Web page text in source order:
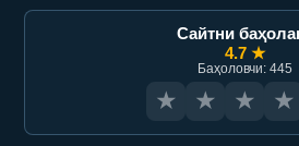
Сайтни
4.7 ★
Баҳоловчи: 445
★ ★ ★ ★